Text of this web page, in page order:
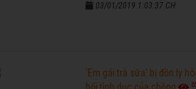
03/01/2019 1:03:37 CH
'Em gái trà sữa' bị đồn ly